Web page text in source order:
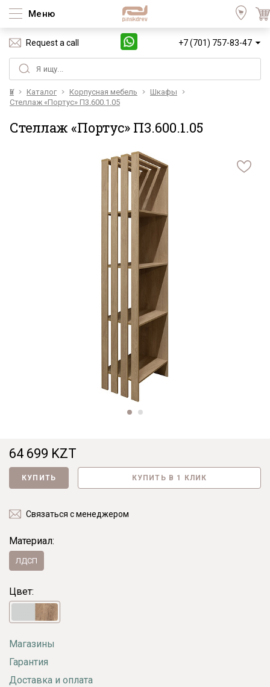
Меню
Request a call +7 (701) 757-83-47
Үй Каталог Корпусная мебель
Шкафы
Стеллаж «Портус» П3.600.1.05
Стеллаж «Портус» П3.600.1.05
64 699 KZT
КУПИТЬ КУПИТЬ В 1 КЛИК
Связаться с менеджером
Материал:
ЛДСП
Цвет:
Магазины
Гарантия
Доставка и оплата